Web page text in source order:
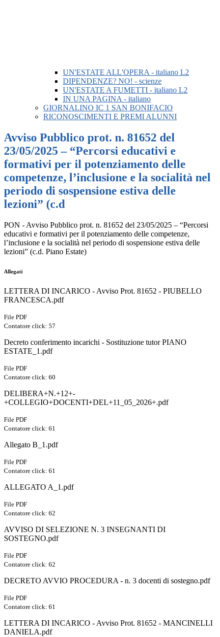
UN'ESTATE ALL'OPERA - italiano L2
DIPENDENZE? NO! - scienze
UN'ESTATE A FUMETTI - italiano L2
IN UNA PAGINA - italiano
GIORNALINO IC 1 SAN BONIFACIO
RICONOSCIMENTI E PREMI ALUNNI
Avviso Pubblico prot. n. 81652 del
23/05/2025 – “Percorsi educativi e
formativi per il potenziamento delle
competenze, l’inclusione e la socialità nel
periodo di sospensione estiva delle
lezioni” (c.d
PON - Avviso Pubblico prot. n. 81652 del 23/05/2025 – “Percorsi
educativi e formativi per il potenziamento delle competenze,
l’inclusione e la socialità nel periodo di sospensione estiva delle
lezioni” (c.d. Piano Estate)
Allegati
LETTERA DI INCARICO - Avviso Prot. 81652 - PIUBELLO
FRANCESCA.pdf
File PDF
Contatore click: 57
Decreto conferimento incarichi - Sostituzione tutor PIANO
ESTATE_1.pdf
File PDF
Contatore click: 60
DELIBERA+N.+12+-
+COLLEGIO+DOCENTI+DEL+11_05_2026+.pdf
File PDF
Contatore click: 61
Allegato B_1.pdf
File PDF
Contatore click: 61
ALLEGATO A_1.pdf
File PDF
Contatore click: 62
AVVISO DI SELEZIONE N. 3 INSEGNANTI DI
SOSTEGNO.pdf
File PDF
Contatore click: 62
DECRETO AVVIO PROCEDURA - n. 3 docenti di sostegno.pdf
File PDF
Contatore click: 61
LETTERA DI INCARICO - Avviso Prot. 81652 - MANCINELLI
DANIELA.pdf